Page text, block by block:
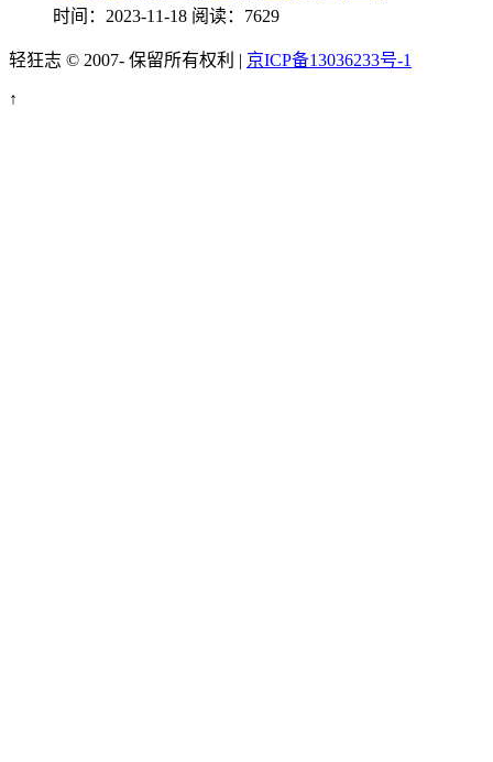
时间：2023-11-18 阅读：7629
轻狂志 © 2007- 保留所有权利 | 京ICP备13036233号-1
↑